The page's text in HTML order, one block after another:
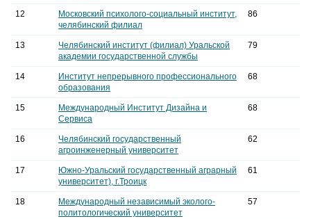
12
Московский психолого-социальный институт,
челябинский филиал
86
13
Челябинский институт (филиал) Уральской
академии государственной службы
79
14
Институт непрерывного профессионального
образования
68
15
Международный Институт Дизайна и
Сервиса
68
16
Челябинский государственный
агроинженерный университет
62
17
Южно-Уральский государственный аграрный
университет), г.Троицк
61
18
Международный независимый эколого-
политологический университет
57